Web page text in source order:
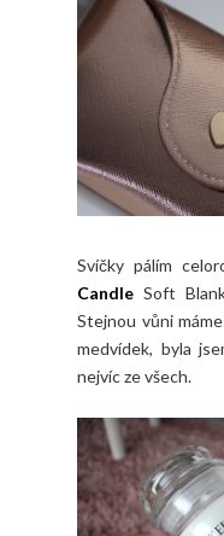
Svíčky pálím
Candle Soft
Stejnou vůni
medvídek, byla
nejvíc ze všech.